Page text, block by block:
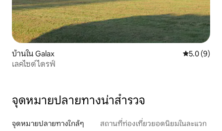
บ้านใน Galax คะแนนเฉลี่
5.0 (9)
เลคไซด์ไดรฟ์
จุดหมายปลายทางน่าสำรวจ
จุดหมายปลายทางใกล้ๆ สถานที่ท่องเที่ยวยอดนิยมในละแวก